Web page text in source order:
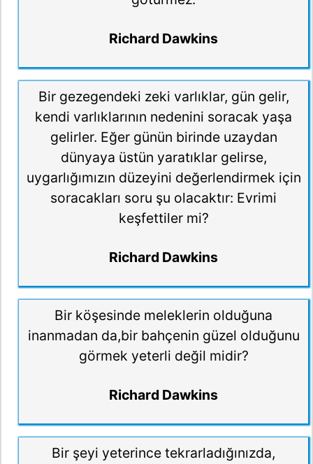
Richard Dawkins
Bir gezegendeki zeki varlıklar, gün gelir,
kendi varlıklarının nedenini soracak yaşa
gelirler. Eğer günün birinde uzaydan
dünyaya üstün yaratıklar gelirse,
uygarlığımızın düzeyini değerlendirmek için
soracakları soru şu olacaktır: Evrimi
keşfettiler mi?
Richard Dawkins
Bir köşesinde meleklerin olduğuna
inanmadan da,bir bahçenin güzel olduğunu
görmek yeterli değil midir?
Richard Dawkins
Bir şeyi yeterince tekrarladığınızda,